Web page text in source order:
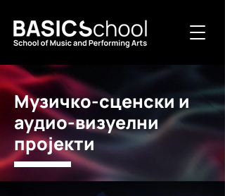
Музичко-сценски и
аудио-визуелни
пројекти